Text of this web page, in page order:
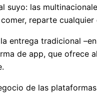
suyo: las
reparte
entrega tradicional
de app, que ofrece
de las